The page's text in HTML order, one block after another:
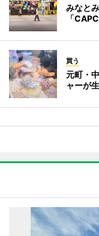
みなと
「
買う
元町・
ャーが